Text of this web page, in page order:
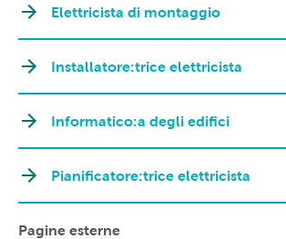
Elettricista di montaggio
Installatore:trice elettricista
Informatico:a degli edifici
Pianificatore:trice elettricista
Pagine esterne